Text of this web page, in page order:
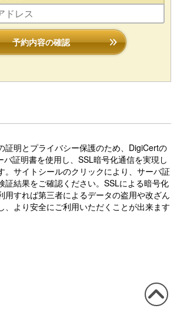
予約内容の確認
証明とプライバシー保護のため、DigiCertの
バ証明書を使用し、SSL暗号化通信を実現し
。サイトシールのクリックにより、サーバ証
証結果をご確認ください。SSLによる暗号化
用すれば第三者によるデータの盗用や改ざん
、より安全にご利用いただくことが出来ます